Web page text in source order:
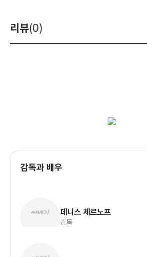
리뷰(0)
감독과 배우
데니스 체르노프
감독